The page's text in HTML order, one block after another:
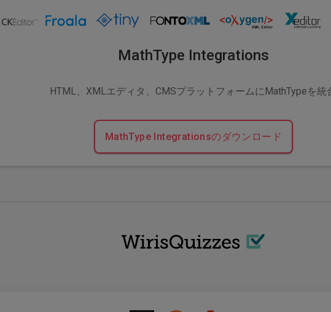
MathType Integrations
HTML、XMLエディタ、CMSプラットフォームにMathTypeを統
MathType Integrationsのダウンロード